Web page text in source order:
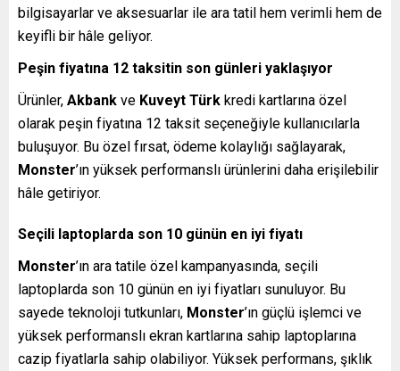
bilgisayarlar ve aksesuarlar ile ara tatil hem verimli hem de
keyifli bir hâle geliyor.
Peşin fiyatına 12 taksitin son günleri yaklaşıyor
Ürünler, Akbank ve Kuveyt Türk kredi kartlarına özel
olarak peşin fiyatına 12 taksit seçeneğiyle kullanıcılarla
buluşuyor. Bu özel fırsat, ödeme kolaylığı sağlayarak,
Monster’ın yüksek performanslı ürünlerini daha erişilebilir
hâle getiriyor.
Seçili laptoplarda son 10 günün en iyi fiyatı
Monster’ın ara tatile özel kampanyasında, seçili
laptoplarda son 10 günün en iyi fiyatları sunuluyor. Bu
sayede teknoloji tutkunları, Monster’ın güçlü işlemci ve
yüksek performanslı ekran kartlarına sahip laptoplarına
cazip fiyatlarla sahip olabiliyor. Yüksek performans, şıklık